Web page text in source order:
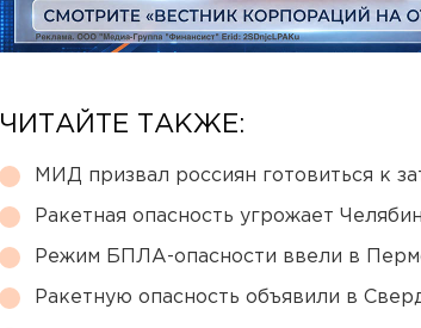
ЧИТАЙТЕ ТАКЖЕ:
МИД призвал россиян готовиться к
Ракетная опасность угрожает
Режим БПЛА-опасности ввели в
Ракетную опасность объявили в